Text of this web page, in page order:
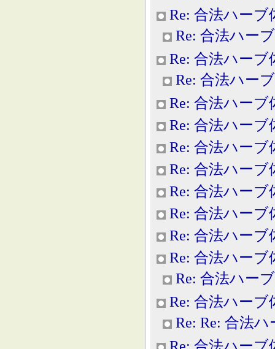
Re: 合法ハーブ
Re: 合法ハー
Re: 合法ハーブ
Re: 合法ハー
Re: 合法ハーブ
Re: 合法ハーブ
Re: 合法ハーブ
Re: 合法ハーブ
Re: 合法ハーブ
Re: 合法ハーブ
Re: 合法ハーブ
Re: 合法ハーブ
Re: 合法ハー
Re: 合法ハーブ
Re: Re: 合法
Re: 合法ハーブ